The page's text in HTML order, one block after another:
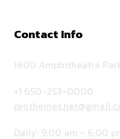
Contact Info
1600 Amphitheatre
+1 650-253-0000
Daily: 9:00 am - 6:00